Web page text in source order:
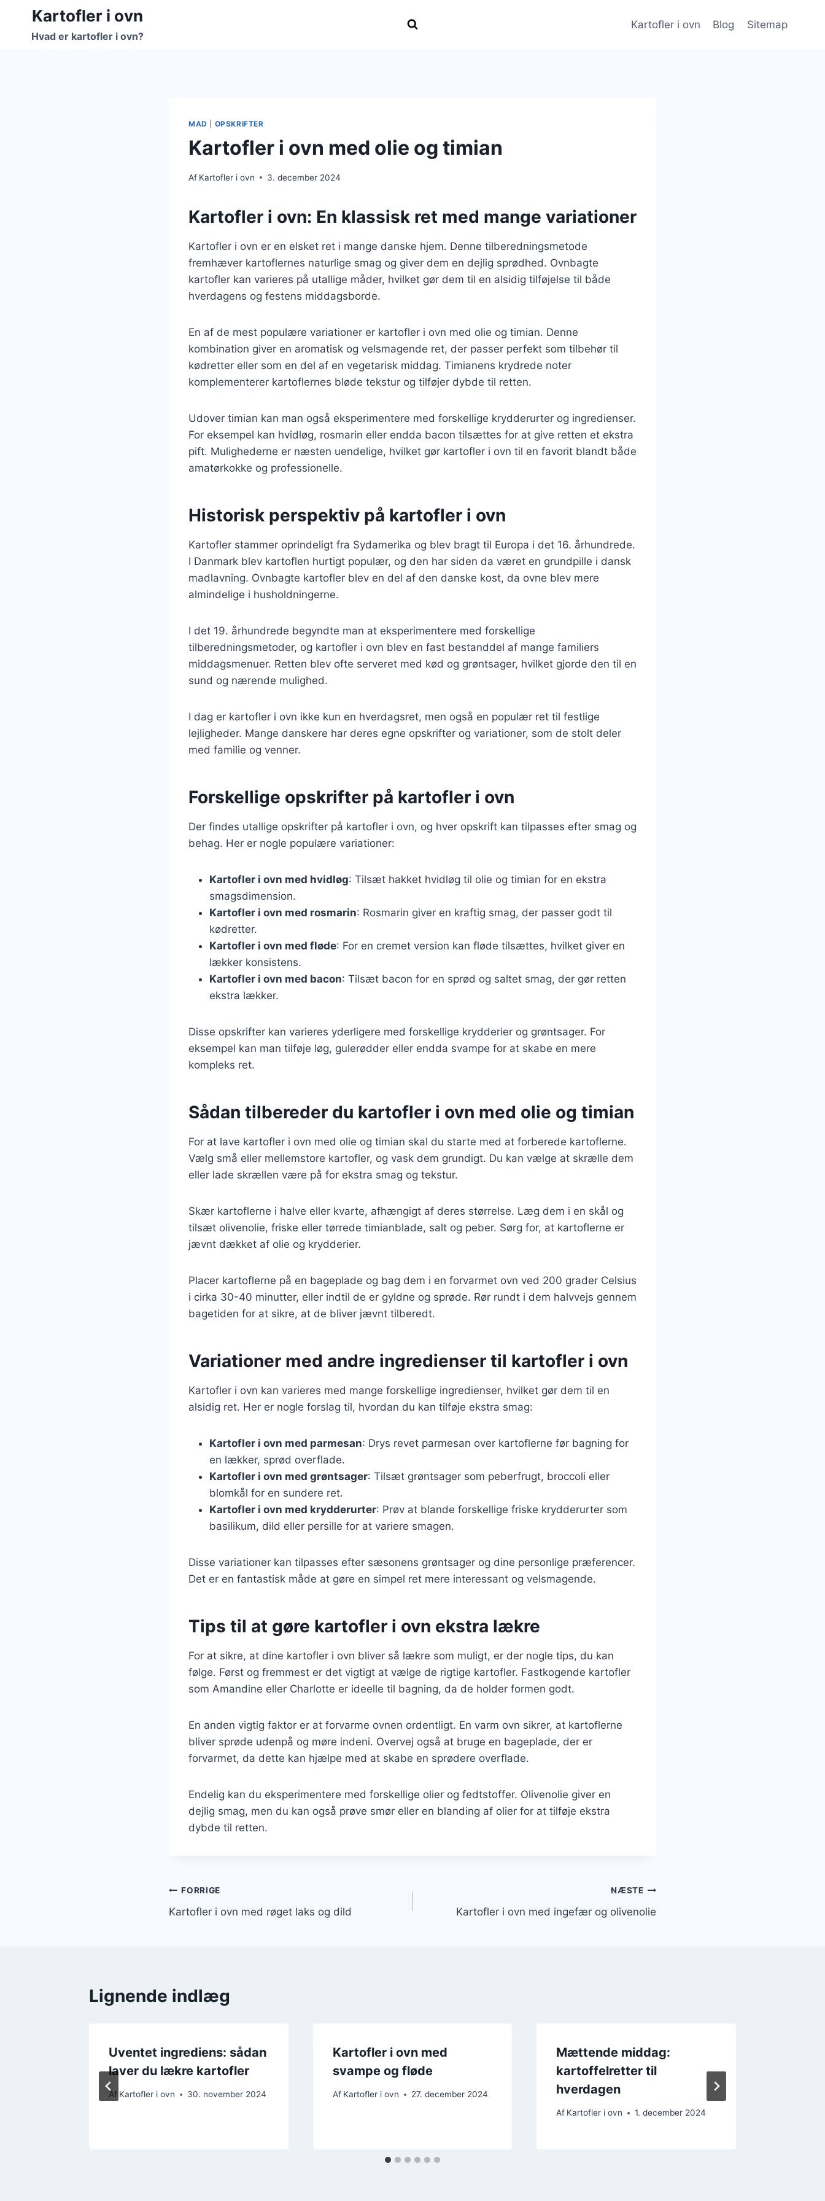
Fortsæt
indhold
Kartofler i ovn
Hvad er kartofler i ovn?
Kartofler i ovn Blog Sitemap
MAD OPSKRIFTER
Kartofler i ovn med olie og timian
Af Kartofler i ovn 3. december 2024
Kartofler i ovn: En klassisk ret med mange variationer
Kartofler i ovn er en elsket ret i mange danske hjem. Denne tilberedningsmetode
fremhæver kartoflernes naturlige smag og giver dem en dejlig sprødhed. Ovnbagte
kartofler kan varieres på utallige måder, hvilket gør dem til en alsidig tilføjelse til både
hverdagens og festens middagsborde.
En af de mest populære variationer er kartofler i ovn med olie og timian. Denne
kombination giver en aromatisk og velsmagende ret, der passer perfekt som tilbehør til
kødretter eller som en del af en vegetarisk middag. Timianens krydrede noter
komplementerer kartoflernes bløde tekstur og tilføjer dybde til retten.
Udover timian kan man også eksperimentere med forskellige krydderurter og ingredienser.
For eksempel kan hvidløg, rosmarin eller endda bacon tilsættes for at give retten et ekstra
pift. Mulighederne er næsten uendelige, hvilket gør kartofler i ovn til en favorit blandt både
amatørkokke og professionelle.
Historisk perspektiv på kartofler i ovn
Kartofler stammer oprindeligt fra Sydamerika og blev bragt til Europa i det 16. århundrede.
I Danmark blev kartoflen hurtigt populær, og den har siden da været en grundpille i dansk
madlavning. Ovnbagte kartofler blev en del af den danske kost, da ovne blev mere
almindelige i husholdningerne.
I det 19. århundrede begyndte man at eksperimentere med forskellige
tilberedningsmetoder, og kartofler i ovn blev en fast bestanddel af mange familiers
middagsmenuer. Retten blev ofte serveret med kød og grøntsager, hvilket gjorde den til en
sund og nærende mulighed.
I dag er kartofler i ovn ikke kun en hverdagsret, men også en populær ret til festlige
lejligheder. Mange danskere har deres egne opskrifter og variationer, som de stolt deler
med familie og venner.
Forskellige opskrifter på kartofler i ovn
Der findes utallige opskrifter på kartofler i ovn, og hver opskrift kan tilpasses efter smag og
behag. Her er nogle populære variationer:
Kartofler i ovn med hvidløg: Tilsæt hakket hvidløg til olie og timian for en ekstra
smagsdimension.
Kartofler i ovn med rosmarin: Rosmarin giver en kraftig smag, der passer godt til
kødretter.
Kartofler i ovn med fløde: For en cremet version kan fløde tilsættes, hvilket giver en
lækker konsistens.
Kartofler i ovn med bacon: Tilsæt bacon for en sprød og saltet smag, der gør retten
ekstra lækker.
Disse opskrifter kan varieres yderligere med forskellige krydderier og grøntsager. For
eksempel kan man tilføje løg, gulerødder eller endda svampe for at skabe en mere
kompleks ret.
Sådan tilbereder du kartofler i ovn med olie og timian
For at lave kartofler i ovn med olie og timian skal du starte med at forberede kartoflerne.
Vælg små eller mellemstore kartofler, og vask dem grundigt. Du kan vælge at skrælle dem
eller lade skrællen være på for ekstra smag og tekstur.
Skær kartoflerne i halve eller kvarte, afhængigt af deres størrelse. Læg dem i en skål og
tilsæt olivenolie, friske eller tørrede timianblade, salt og peber. Sørg for, at kartoflerne er
jævnt dækket af olie og krydderier.
Placer kartoflerne på en bageplade og bag dem i en forvarmet ovn ved 200 grader Celsius
i cirka 30-40 minutter, eller indtil de er gyldne og sprøde. Rør rundt i dem halvvejs gennem
bagetiden for at sikre, at de bliver jævnt tilberedt.
Variationer med andre ingredienser til kartofler i ovn
Kartofler i ovn kan varieres med mange forskellige ingredienser, hvilket gør dem til en
alsidig ret. Her er nogle forslag til, hvordan du kan tilføje ekstra smag:
Kartofler i ovn med parmesan: Drys revet parmesan over kartoflerne før bagning for
en lækker, sprød overflade.
Kartofler i ovn med grøntsager: Tilsæt grøntsager som peberfrugt, broccoli eller
blomkål for en sundere ret.
Kartofler i ovn med krydderurter: Prøv at blande forskellige friske krydderurter som
basilikum, dild eller persille for at variere smagen.
Disse variationer kan tilpasses efter sæsonens grøntsager og dine personlige præferencer.
Det er en fantastisk måde at gøre en simpel ret mere interessant og velsmagende.
Tips til at gøre kartofler i ovn ekstra lækre
For at sikre, at dine kartofler i ovn bliver så lækre som muligt, er der nogle tips, du kan
følge. Først og fremmest er det vigtigt at vælge de rigtige kartofler. Fastkogende kartofler
som Amandine eller Charlotte er ideelle til bagning, da de holder formen godt.
En anden vigtig faktor er at forvarme ovnen ordentligt. En varm ovn sikrer, at kartoflerne
bliver sprøde udenpå og møre indeni. Overvej også at bruge en bageplade, der er
forvarmet, da dette kan hjælpe med at skabe en sprødere overflade.
Endelig kan du eksperimentere med forskellige olier og fedtstoffer. Olivenolie giver en
dejlig smag, men du kan også prøve smør eller en blanding af olier for at tilføje ekstra
dybde til retten.
Indlægsnavigation
FORRIGE
Kartofler i ovn med røget laks og dild
NÆSTE
Kartofler i ovn med ingefær og olivenolie
Lignende indlæg
Uventet ingrediens: sådan
laver du lækre kartofler
Af Kartofler i ovn 30. november 2024
Kartofler i ovn med
svampe og fløde
Af Kartofler i ovn 27. december 2024
Mættende middag:
kartoffelretter til
hverdagen
Af Kartofler i ovn 1. december 2024